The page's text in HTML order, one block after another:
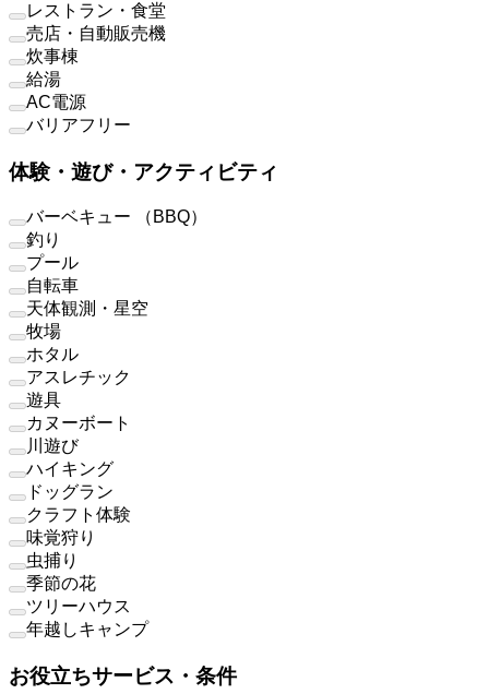
レストラン・食堂
売店・自動販売機
炊事棟
給湯
AC電源
バリアフリー
体験・遊び・アクティビティ
バーベキュー （BBQ）
釣り
プール
自転車
天体観測・星空
牧場
ホタル
アスレチック
遊具
カヌーボート
川遊び
ハイキング
ドッグラン
クラフト体験
味覚狩り
虫捕り
季節の花
ツリーハウス
年越しキャンプ
お役立ちサービス・条件